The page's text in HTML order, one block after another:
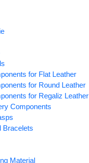
for Flat Leather
for Round Leather
for Regaliz Leather
Components
Bracelets
Material